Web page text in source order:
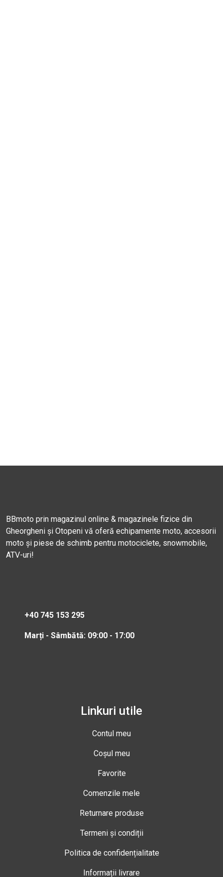
BBmoto prin magazinul online & magazinele fizice din
Gheorgheni și Otopeni vă oferă echipamente moto, accesorii
moto și piese de schimb pentru motociclete, snowmobile,
ATV-uri!
+40 745 153 295
Marți - Sâmbătă: 09:00 - 17:00
Linkuri utile
Contul meu
Coșul meu
Favorite
Comenzile mele
Returnare produse
Termeni și condiții
Politica de confidențialitate
Informații livrare